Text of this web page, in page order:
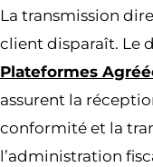
La transmission
client disparaît. Le
Plateformes
assurent la
conformité et la
l’administration